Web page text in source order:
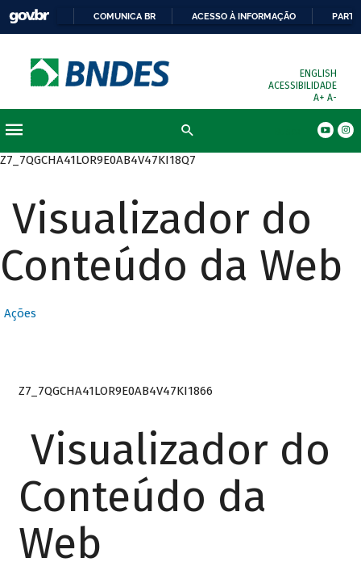
COMUNICA BR ACESSO À INFORMAÇÃO
ENGLISH
ACESSIBILIDADE
A+ A-
Z7_7QGCHA41LOR9E0AB4V47KI18Q7
Visualizador do
Conteúdo da Web
Ações
Z7_7QGCHA41LOR9E0AB4V47KI1866
Visualizador do
Conteúdo da
Web